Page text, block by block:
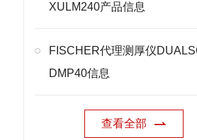
XULM240产品信息
FISCHER代理测厚仪
DMP40信息
查看全部